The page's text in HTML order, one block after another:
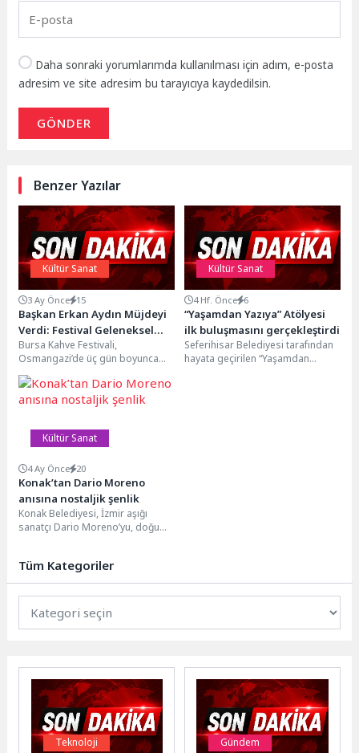
Daha sonraki yorumlarımda kullanılması için adım, e-posta
adresim ve site adresim bu tarayıcıya kaydedilsin.
GÖNDER
Benzer Yazılar
Kültür Sanat
3 Ay Önce 15
Başkan Erkan Aydın Müjdeyi
Verdi: Festival Geleneksel
Hale Geliyor
Bursa Kahve Festivali,
Osmangazi’de üç gün boyunca
Bursalıları kahve ve müzikle
buluşturdu. Büyük ilgi gören...
Kültür Sanat
4 Hf. Önce 6
“Yaşamdan Yazıya” Atölyesi
ilk buluşmasını gerçekleştirdi
Seferihisar Belediyesi tarafından
hayata geçirilen “Yaşamdan
Kültür Sanat
4 Ay Önce 20
Konak’tan Dario Moreno
anısına nostaljik şenlik
Konak Belediyesi, İzmir aşığı
sanatçı Dario Moreno’yu, doğum
Tüm Kategoriler
Teknoloji Gündem